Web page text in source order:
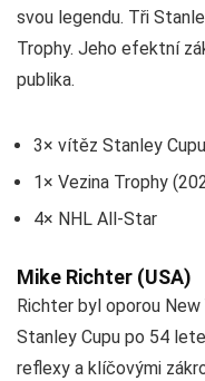
svou legendu. Tři
Trophy. Jeho efektní
publika.
3× vítěz Stanley
1× Vezina Trophy
4× NHL All-Star
Mike Richter (USA)
Richter byl oporou New
Stanley Cupu po 54
reflexy a klíčovými